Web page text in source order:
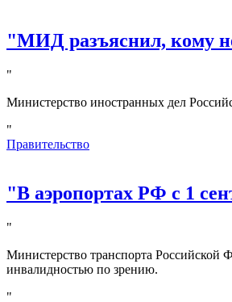
"МИД разъяснил, кому
"
Министерство иностранных дел
"
Правительство
"В аэропортах РФ с 1
"
Министерство транспорта Российской
инвалидностью по зрению.
"